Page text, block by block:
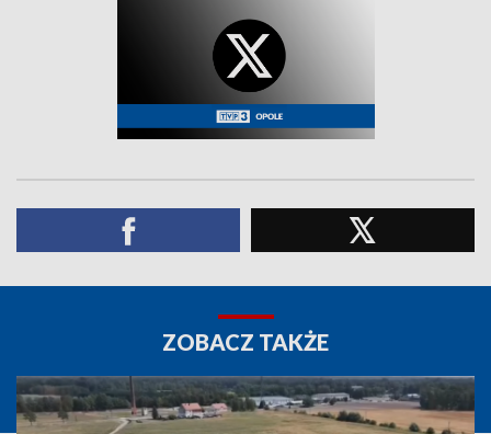
ZOBACZ TAKŻE